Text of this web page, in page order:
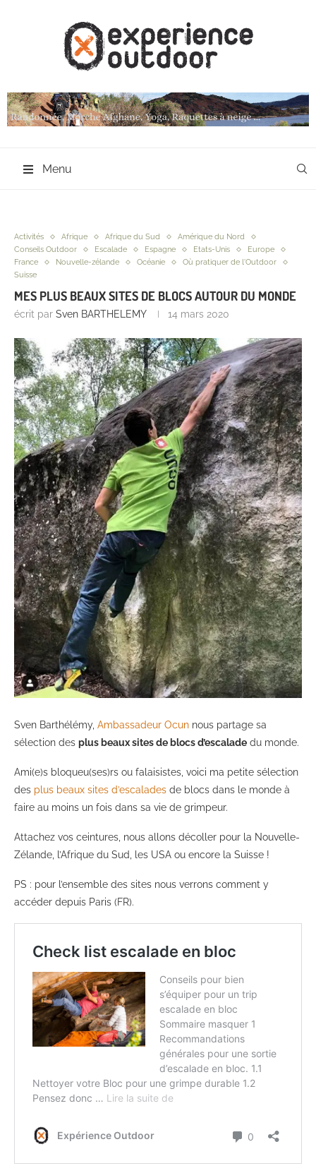
Menu
Activités Afrique Afrique du Sud
Amérique du Nord
Conseils Outdoor
Escalade Espagne Etats-Unis
Europe
France
Nouvelle-zélande Océanie
Où pratiquer de l'Outdoor
Suisse
MES PLUS BEAUX SITES DE BLOCS AUTOUR DU MONDE
écrit par Sven BARTHELEMY 14 mars 2020
Sven Barthélémy, Ambassadeur Ocun nous partage sa
sélection des plus beaux sites de blocs d’escalade du monde.
Ami(e)s bloqueu(ses)rs ou falaisistes, voici ma petite sélection
des plus beaux sites d’escalades de blocs dans le monde à
faire au moins un fois dans sa vie de grimpeur.
Attachez vos ceintures, nous allons décoller pour la Nouvelle-
Zélande, l’Afrique du Sud, les USA ou encore la Suisse !
PS : pour l’ensemble des sites nous verrons comment y
accéder depuis Paris (FR).